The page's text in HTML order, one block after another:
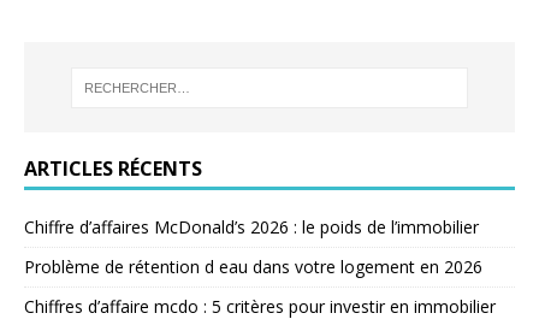
ARTICLES RÉCENTS
Chiffre d’affaires McDonald’s 2026 : le poids de l’immobilier
Problème de rétention d eau dans votre logement en 2026
Chiffres d’affaire mcdo : 5 critères pour investir en immobilier